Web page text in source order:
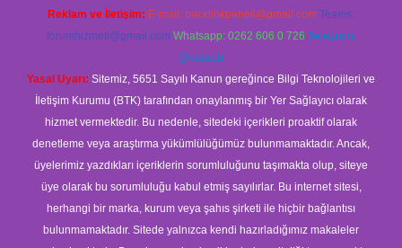
Reklam ve İletişim: E-mail: backlinkpaneli@gmail.com Teams:
forumhizmeti@gmail.com Whatsapp: 0262 606 0 726 Telegram:
@karabul
Yasal Uyarı: Sitemiz, 5651 Sayılı Kanun gereğince Bilgi Teknolojileri ve
İletişim Kurumu (BTK) tarafından onaylanmış bir Yer Sağlayıcı olarak
hizmet vermektedir. Bu nedenle, sitedeki içerikleri proaktif olarak
denetleme veya araştırma yükümlülüğümüz bulunmamaktadır. Ancak,
üyelerimiz yazdıkları içeriklerin sorumluluğunu taşımakta olup, siteye
üye olarak bu sorumluluğu kabul etmiş sayılırlar. Bu internet sitesi,
herhangi bir marka, kurum veya şahıs şirketi ile hiçbir bağlantısı
bulunmamaktadır. Sitede yalnızca kendi hazırladığımız makaleler